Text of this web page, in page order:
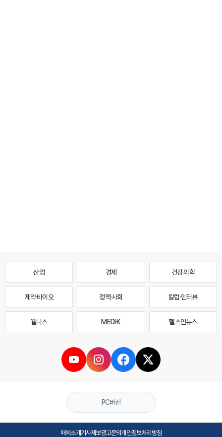
산업 경제 건강·의학
제약·바이오 정책·사회 칼럼·인터뷰
웰니스 MEDI·K 헬스인뉴스
PC버전
매체소개기사제보광고문의개인정보처리방침